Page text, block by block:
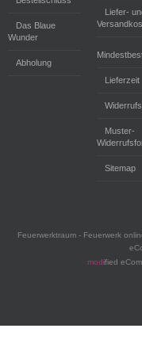
Das Blaue
Wunder
Abholung
Liefer-
Lieferzeit
Muster-
Sitemap
Feuerwerktraum - Feuerwerk
modified